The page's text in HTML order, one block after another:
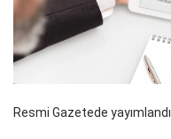
Resmi Gazetede yayımlandı.